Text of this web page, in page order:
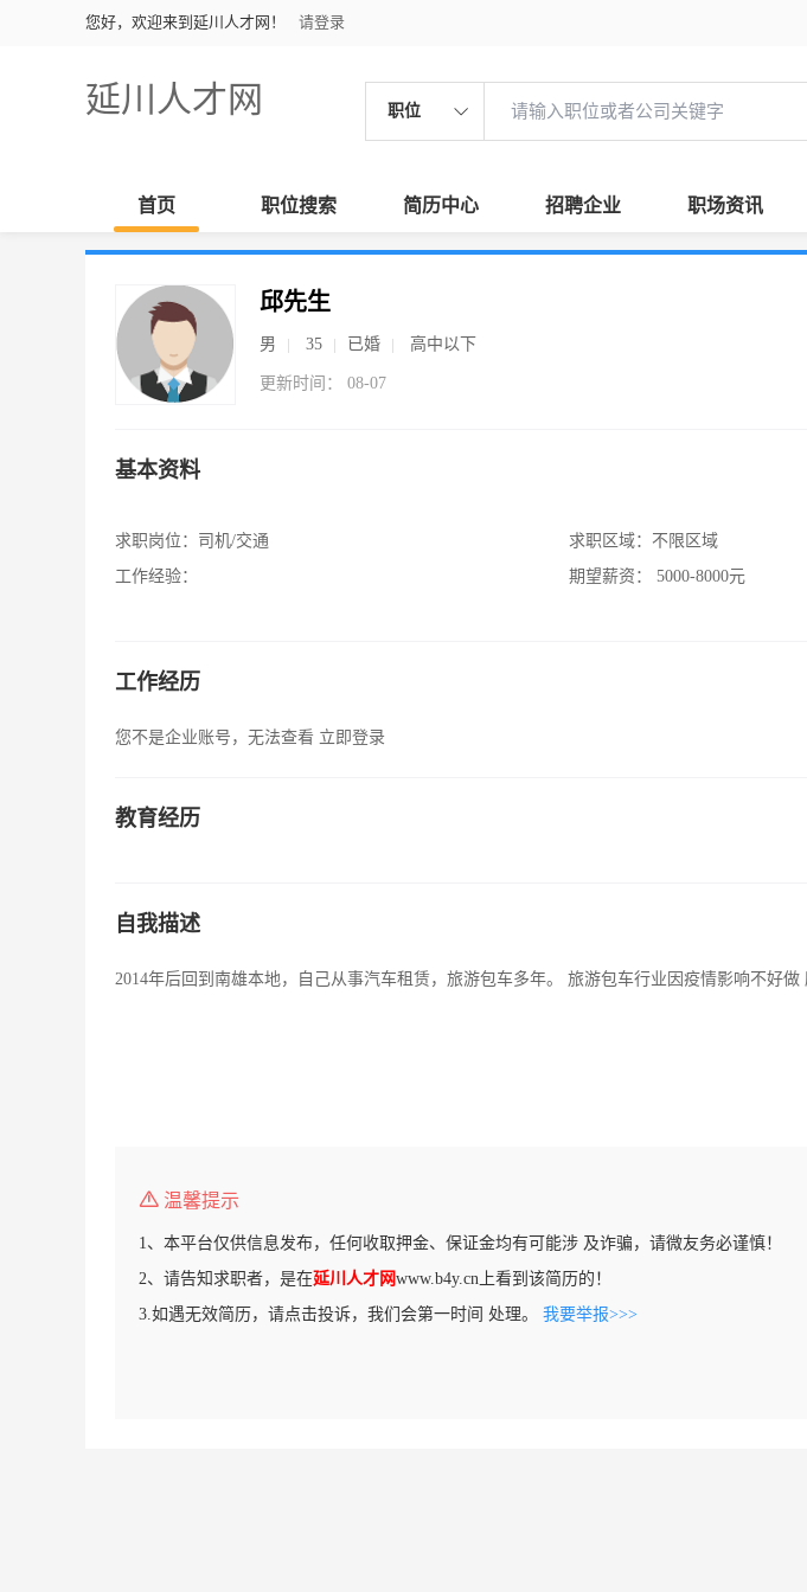
您好，欢迎来到延川人才网！ 请登录
延川人才网 职位
首页 职位搜索 简历中心 招聘企业 职场资讯
邱先生
男 35 已婚 高中以下
更新时间： 08-07
基本资料
求职岗位： 司机/交通
工作经验：
求职区域： 不限区域
期望薪资：
5000-8000元
工作经历
您不是企业账号，无法查看 立即登录
教育经历
自我描述
2014年后回到南雄本地，自己从事汽车租赁，旅游包车多年。 旅游包车行业因疫情影响不好做
温馨提示
1、本平台仅供信息发布，任何收取押金、保证金均有可能涉 及诈骗，请微友务必谨慎！
2、请告知求职者，是在延川人才网www.b4y.cn上看到该简历的！
3.如遇无效简历，请点击投诉，我们会第一时间 处理。 我要举报>>>